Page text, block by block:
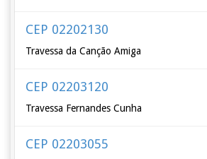
CEP 02202130
Travessa da Canção Amiga
CEP 02203120
Travessa Fernandes Cunha
CEP 02203055